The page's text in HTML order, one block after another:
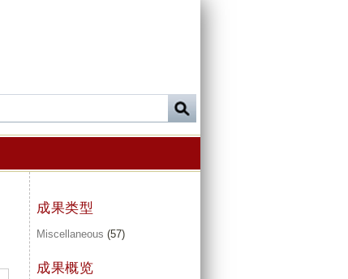
成果类型
Miscellaneous (57)
成果概览